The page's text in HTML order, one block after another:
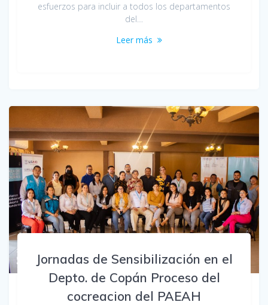
esfuerzos para incluir a todos los departamentos
del…
Leer más
Jornadas de Sensibilización en el
Depto. de Copán Proceso del
cocreacion del PAEAH